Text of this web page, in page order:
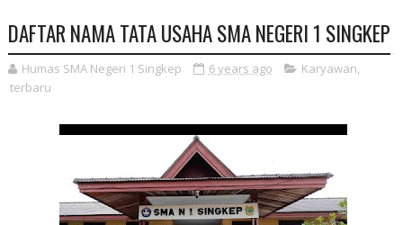
DAFTAR NAMA TATA USAHA SMA NEGERI 1 SINGKEP
Humas SMA Negeri 1 Singkep 6 years ago Karyawan
terbaru